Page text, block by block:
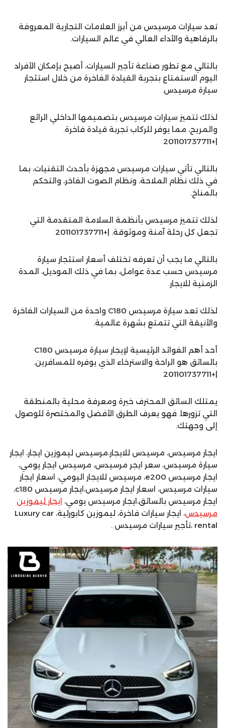
تعد سيارات مرسيدس من أبرز العلامات التجارية المعروفة
بالرفاهية والأداء العالي في عالم السيارات.
بالتالي مع تطور صناعة تأجير السيارات، أصبح بإمكان الأفراد
اليوم الاستمتاع بتجربة القيادة الفاخرة من خلال استئجار
سيارة مرسيدس.
لذلك تتميز سيارات مرسيدس بتصميمها الداخلي الرائع
والمريح، مما يوفر للركاب تجربة قيادة فاخرة.
|+201101737711
بالتالي تأتي سيارات مرسيدس مجهزة بأحدث التقنيات، بما
في ذلك نظام الملاحة، ونظام الصوت الفاخر، والتحكم
بالمناخ.
لذلك تتميز مرسيدس بأنظمة السلامة المتقدمة التي
تجعل كل رحلة آمنة وموثوقة. |+201101737711
بالتالي ما يجب أن تعرفه تختلف أسعار استئجار سيارة
مرسيدس حسب عدة عوامل، بما في ذلك الموديل، المدة
الزمنية للايجار.
لذلك تعد سيارة مرسيدس C180 واحدة من السيارات الفاخرة
والأنيقة التي تتمتع بشهرة عالمية.
أحد أهم الفوائد الرئيسية لإيجار سيارة مرسيدس C180
بالسائق هو الراحة والاسترخاء الذي يوفره للمسافرين.
|+201101737711
يمتلك السائق المحترف خبرة ومعرفة محلية بالمنطقة
التي تزورها. فهو يعرف الطرق الأفضل والمختصرة للوصول
إلى وجهتك.
ايجار مرسيدس، مرسيدس للايجار،مرسيدس ليموزين ايجار، ايجار
سيارة مرسيدس، سعر ايجر مرسيدس، مرسيدس ايجار يومي،
ايجار مرسيدس e200، مرسيدس للايجار اليومي، اسعار ايجار
سيارات مرسيدس، اسعار ايجار مرسيدس،ايجار مرسيدس c180،
ايجار مرسيدس بالسائق،ايجار مرسيدس يومي، ايجار ليموزين
مرسيدس
، ايجار سيارات فاخرة، ليموزين كابورلية، Luxury car
rental ،تأجير سيارات مرسيدس .